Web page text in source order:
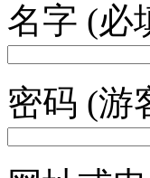
名字 (必
密码 (游